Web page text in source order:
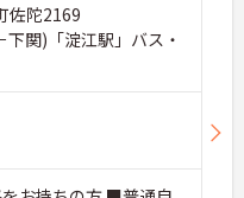
な社内規定
トレスの少な
佐陀2169
下関)「淀江駅」バス・